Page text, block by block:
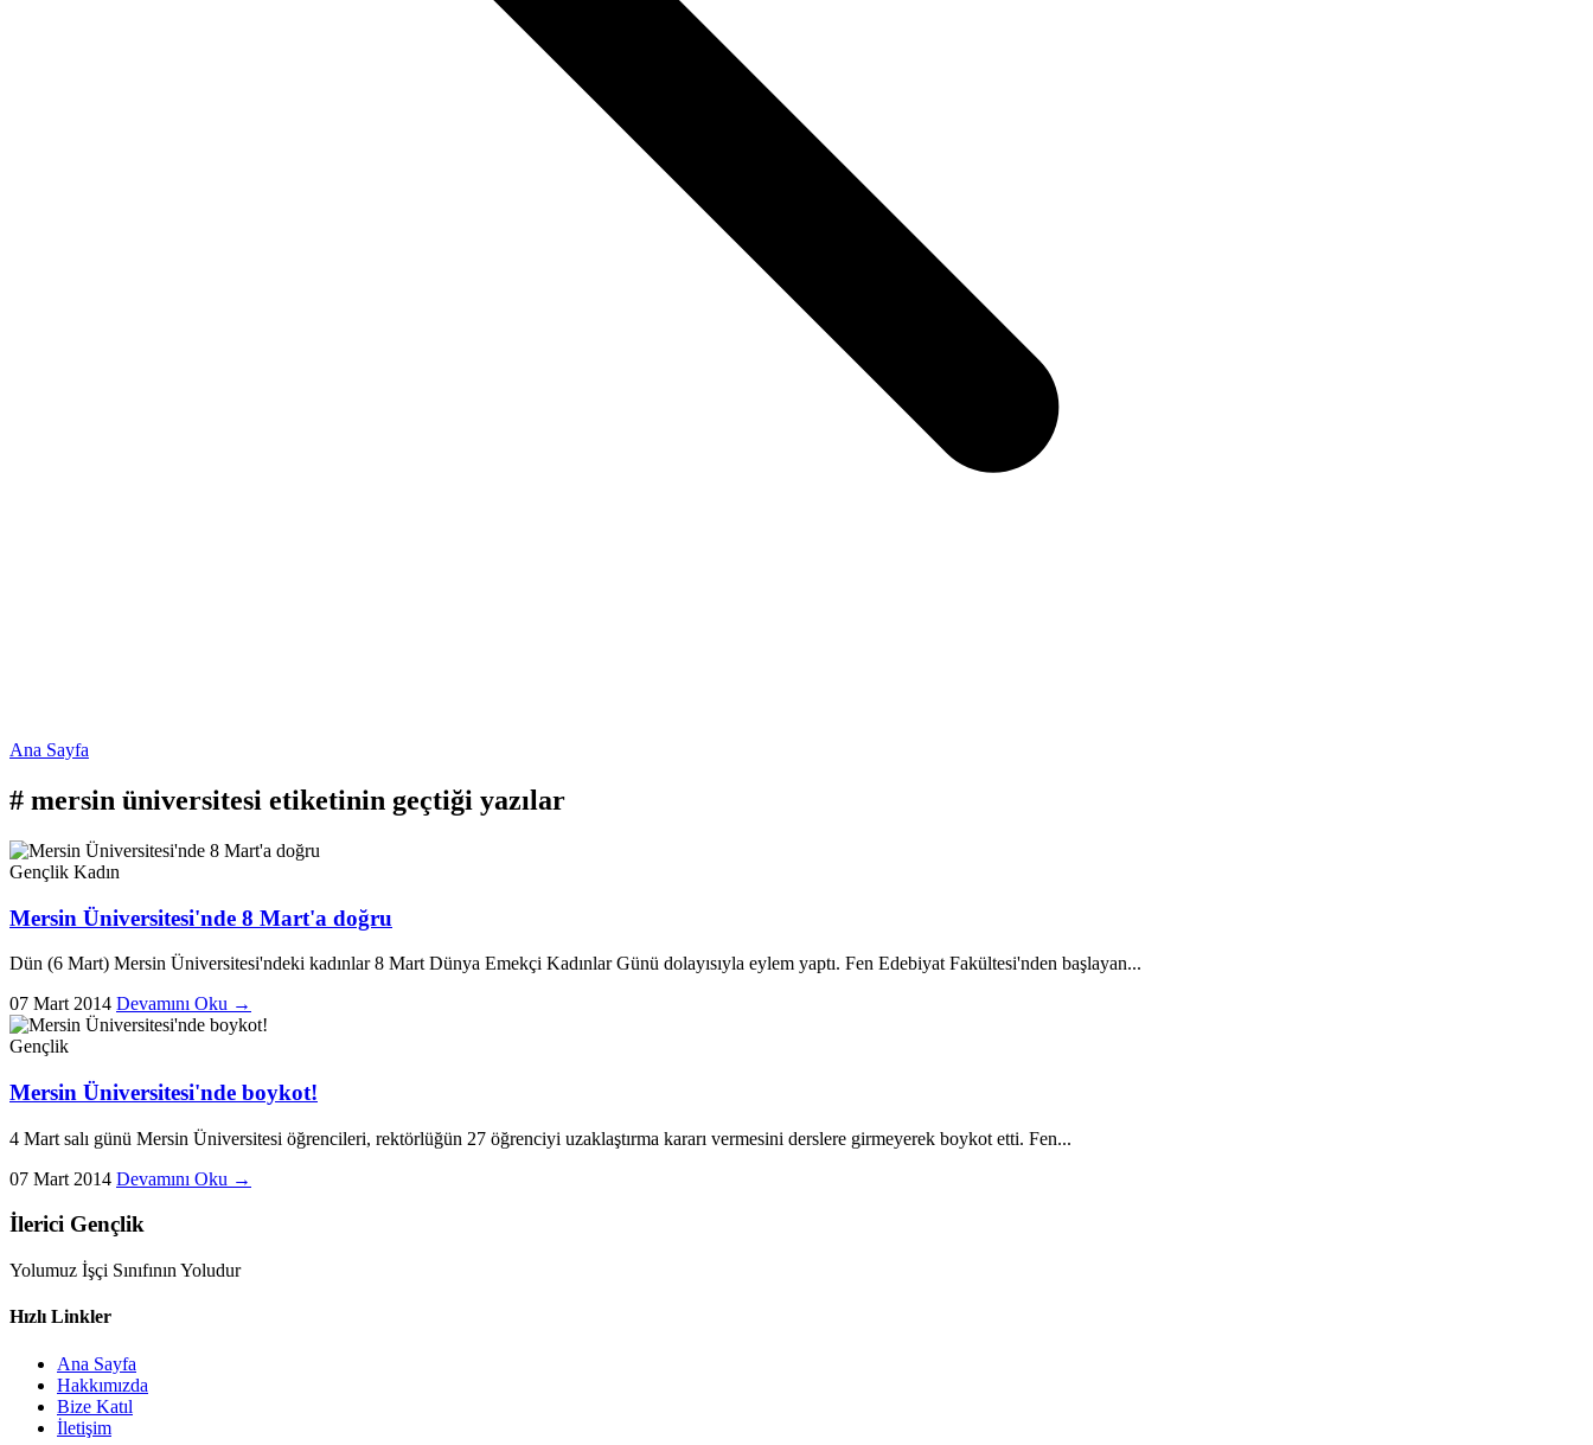
Ana Sayfa
# mersin üniversitesi etiketinin geçtiği yazılar
Gençlik Kadın
Mersin Üniversitesi'nde 8 Mart'a doğru
Dün (6 Mart) Mersin Üniversitesi'ndeki kadınlar 8 Mart Dünya Emekçi Kadınlar Günü dolayısıyla eylem yaptı. Fen Edebiyat Fakültesi'nden başlayan...
07 Mart 2014 Devamını Oku →
Gençlik
Mersin Üniversitesi'nde boykot!
4 Mart salı günü Mersin Üniversitesi öğrencileri, rektörlüğün 27 öğrenciyi uzaklaştırma kararı vermesini derslere girmeyerek boykot etti. Fen...
07 Mart 2014 Devamını Oku →
İlerici Gençlik
Yolumuz İşçi Sınıfının Yoludur
Hızlı Linkler
Ana Sayfa
Hakkımızda
Bize Katıl
İletişim